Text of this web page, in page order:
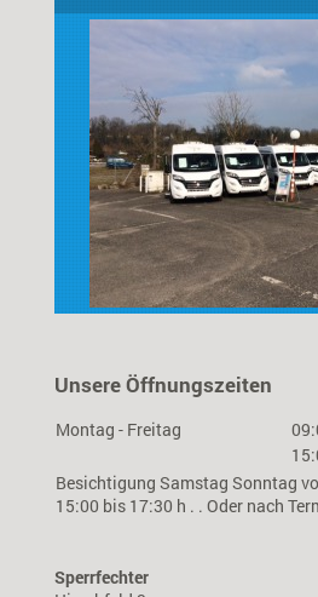
Unsere Öffnungszeiten
Montag - Freitag
Besichtigung Samstag Sonntag
15:00 bis 17:30 h . . Oder nach
Sperrfechter